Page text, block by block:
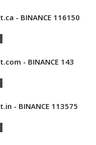
- BINANCE 116150
- BINANCE 143
- BINANCE 113575